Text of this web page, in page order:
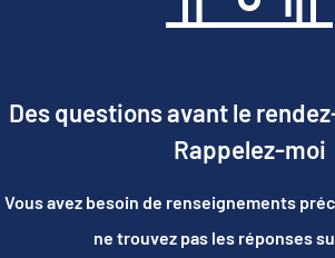
Des questions avant le
Rappelez-moi
Vous avez besoin de renseignements
ne trouvez pas les réponses